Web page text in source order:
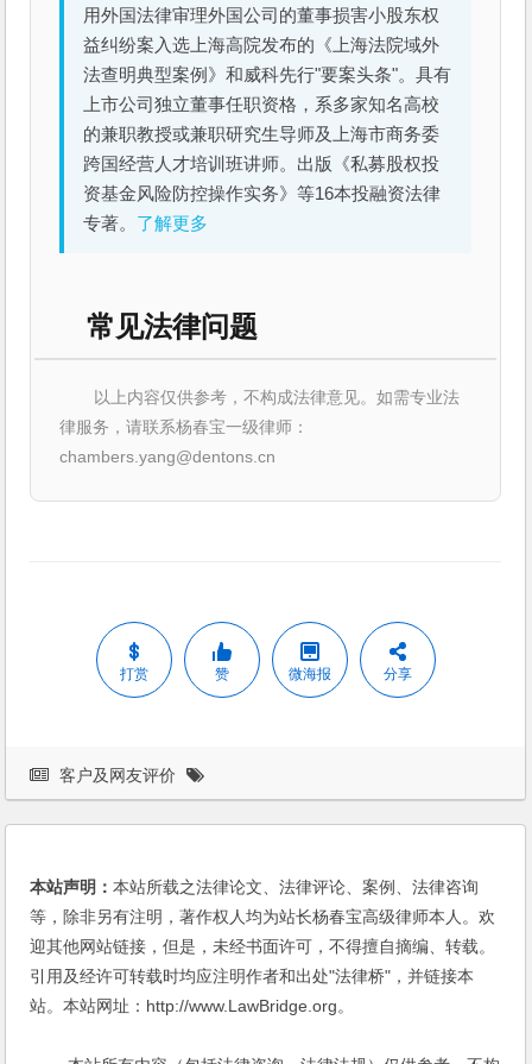
用外国法律审理外国公司的董事损害小股东权
益纠纷案入选上海高院发布的《上海法院域外
法查明典型案例》和威科先行"要案头条"。具有
上市公司独立董事任职资格，系多家知名高校
的兼职教授或兼职研究生导师及上海市商务委
跨国经营人才培训班讲师。出版《私募股权投
资基金风险防控操作实务》等16本投融资法律
专著。 了解更多
常见法律问题
以上内容仅供参考，不构成法律意见。如需专业法
律服务，请联系杨春宝一级律师：
chambers.yang@dentons.cn
打赏 赞 微海报 分享
客户及网友评价
本站声明：本站所载之法律论文、法律评论、案例、法律咨询
等，除非另有注明，著作权人均为站长杨春宝高级律师本人。欢
迎其他网站链接，但是，未经书面许可，不得擅自摘编、转载。
引用及经许可转载时均应注明作者和出处"法律桥"，并链接本
站。本站网址：http://www.LawBridge.org。